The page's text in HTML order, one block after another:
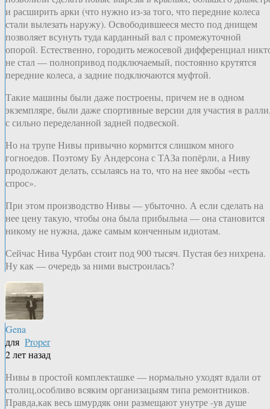
и расширить арки (что нужно из-за того, что передние колеса
стали вылезать наружу). Освободившееся место под днищем
позволяет всунуть туда карданный вал с промежуточной
опорой. Естественно, городить межосевой дифференциал
не стал — полнопривод подключаемый, постоянно крутятся
передние колеса, а задние подключаются муфтой.
Такие машины были даже построены, причем не в одном
экземпляре, были даже спортивные версии для участия в
с сильно переделанной задней подвеской.
Но на трупе Нивы привычно кормится слишком много
гогноедов. Поэтому Бу Андерсона с ТАЗа попёрли, а Ниву
продолжают делать, ссылаясь на то, что на нее якобы «есть
спрос».
При этом производство Нивы — убыточно. А если сделать на
нее цену такую, чтобы она была прибыльна — она становится
никому не нужна, даже самым конченным идиотам.
Сейчас Нива Чурбан стоит под 900 тысяч. Пустая без нихрена.
Ну как — очередь за ними выстроилась?
Gena
для Proper
2 лет назад
Нивы в простой комплекташке — нормально уходят вдали от
столиц,особливо всяким организацыям типа ремонтников.
Правда,как весь шмурдяк они размещают унутре -ув душе